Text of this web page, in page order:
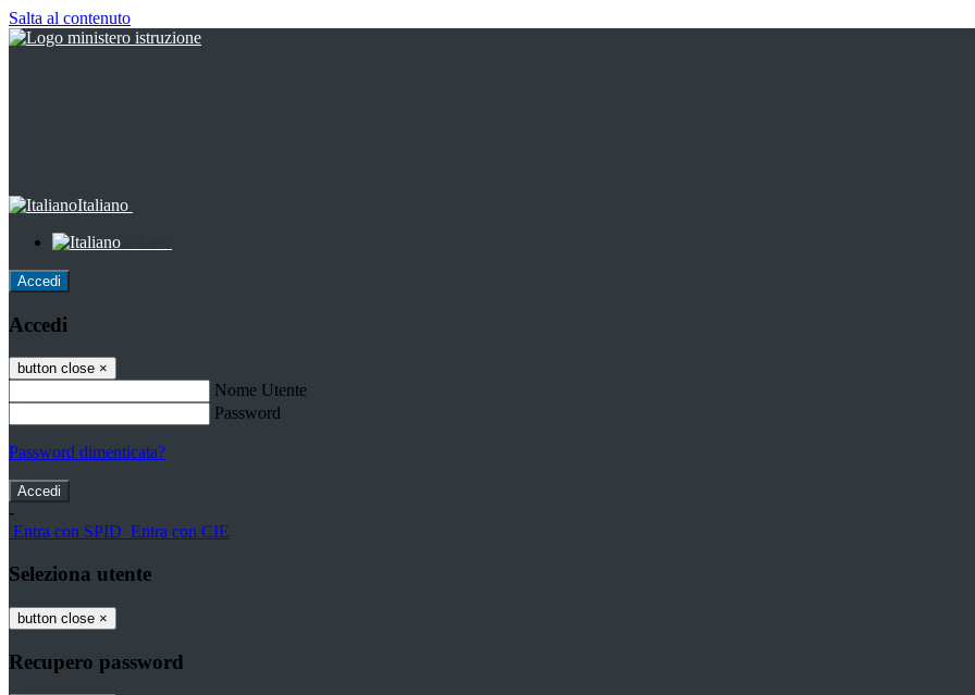
Salta al contenuto
Italiano
Accedi
Accedi
button close ×
Nome Utente
Password
Password dimenticata?
-
Entra con SPID Entra con CIE
Seleziona utente
button close ×
Recupero password